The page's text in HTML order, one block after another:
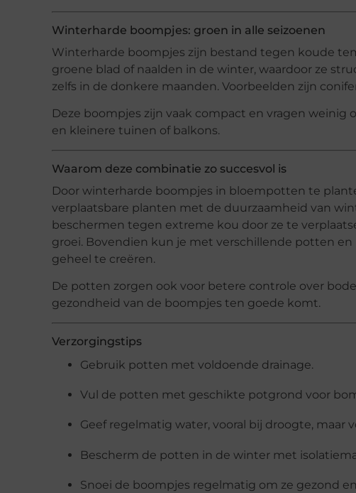
Winterharde boompjes: groen in alle seizoenen
Winterharde boompjes zijn bestand tegen koude
groene blad of naalden in de winter, waardoor ze
zelfs in de donkere maanden. Voorbeelden zijn
Deze boompjes zijn vaak compact en vragen
en kleinere tuinen of balkons.
Waarom deze combinatie zo succesvol is
Door winterharde boompjes in bloempotten te
verplaatsbare planten met de duurzaamheid van
beschermen tegen extreme kou door ze te
groei. Bovendien kun je met verschillende potten
geheel te creëren.
De potten zorgen ook voor betere controle over
gezondheid van de boompjes ten goede komt.
Verzorgingstips
Gebruik potten met voldoende drainage.
Vul de potten met geschikte potgrond voor
Geef regelmatig water, vooral bij droogte, maar
Bescherm de potten in de winter met
Snoei de boompjes regelmatig om ze gezond